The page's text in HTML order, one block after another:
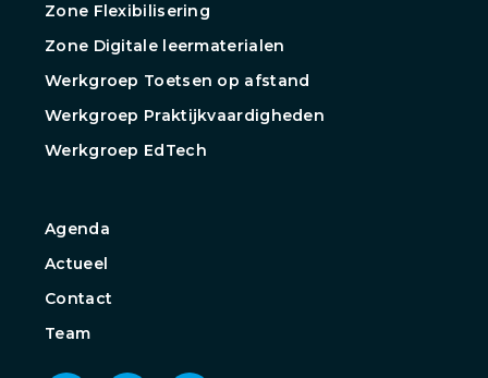
Zone Flexibilisering
Zone Digitale leermaterialen
Werkgroep Toetsen op afstand
Werkgroep Praktijkvaardigheden
Werkgroep EdTech
Agenda
Actueel
Contact
Team